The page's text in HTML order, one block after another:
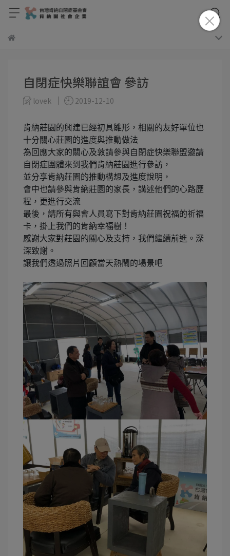
自閉症快樂聯誼會 參訪
lovek 2019-12-10
肯納莊園的興建已經初具雛形，相關的友好單位也
十分關心莊園的進度與推動做法
為回應大家的關心及敦請參與自閉症快樂聯盟邀請
自閉症團體來到我們肯納莊園進行參訪，
並分享肯納莊園的推動構想及進度說明，
會中也請參與肯納莊園的家長，講述他們的心路歷
程，更進行交流
最後，請所有與會人員寫下對肯納莊園祝福的祈福
卡，掛上我們的肯納幸福樹！
感謝大家對莊園的關心及支持，我們繼續前進。深
深致謝。
讓我們透過照片回顧當天熱鬧的場景吧